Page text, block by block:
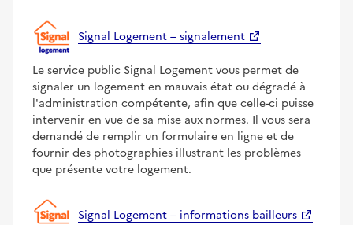
Signal Logement – signalement
Le service public Signal Logement vous permet de
signaler un logement en mauvais état ou dégradé à
l'administration compétente, afin que celle-ci puisse
intervenir en vue de sa mise aux normes. Il vous sera
demandé de remplir un formulaire en ligne et de
fournir des photographies illustrant les problèmes
que présente votre logement.
Signal Logement – informations bailleurs